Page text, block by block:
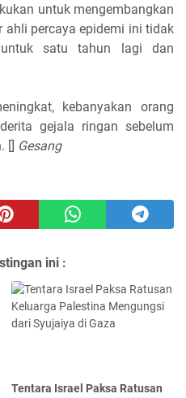
untuk mengembangkan
ahli percaya epidemi ini tidak
satu tahun lagi dan
kebanyakan orang
gejala ringan sebelum
[] Gesang
ini :
Tentara Israel Paksa Ratusan